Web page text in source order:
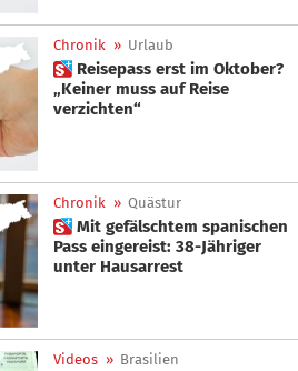
Chronik » Urlaub
 Reisepass erst im Oktober?
„Keiner muss auf Reise
verzichten“
Chronik » Quästur
 Mit gefälschtem spanischen
Pass eingereist: 38-Jähriger
unter Hausarrest
Videos » Brasilien